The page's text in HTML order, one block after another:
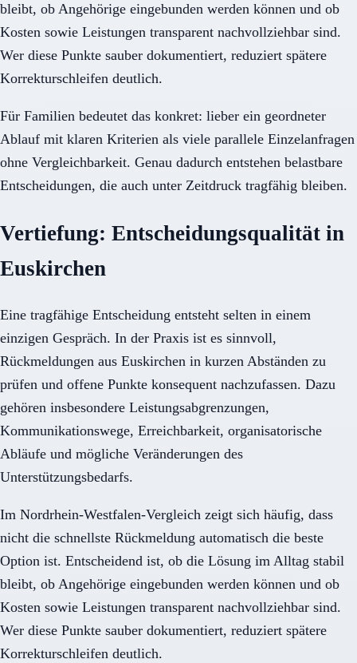
bleibt, ob Angehörige eingebunden werden können und ob
Kosten sowie Leistungen transparent nachvollziehbar sind.
Wer diese Punkte sauber dokumentiert, reduziert spätere
Korrekturschleifen deutlich.
Für Familien bedeutet das konkret: lieber ein geordneter
Ablauf mit klaren Kriterien als viele parallele Einzelanfragen
ohne Vergleichbarkeit. Genau dadurch entstehen belastbare
Entscheidungen, die auch unter Zeitdruck tragfähig bleiben.
Vertiefung: Entscheidungsqualität in
Euskirchen
Eine tragfähige Entscheidung entsteht selten in einem
einzigen Gespräch. In der Praxis ist es sinnvoll,
Rückmeldungen aus Euskirchen in kurzen Abständen zu
prüfen und offene Punkte konsequent nachzufassen. Dazu
gehören insbesondere Leistungsabgrenzungen,
Kommunikationswege, Erreichbarkeit, organisatorische
Abläufe und mögliche Veränderungen des
Unterstützungsbedarfs.
Im Nordrhein-Westfalen-Vergleich zeigt sich häufig, dass
nicht die schnellste Rückmeldung automatisch die beste
Option ist. Entscheidend ist, ob die Lösung im Alltag stabil
bleibt, ob Angehörige eingebunden werden können und ob
Kosten sowie Leistungen transparent nachvollziehbar sind.
Wer diese Punkte sauber dokumentiert, reduziert spätere
Korrekturschleifen deutlich.